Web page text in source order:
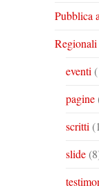
Pubblica
eventi
pagine
scritti
slide